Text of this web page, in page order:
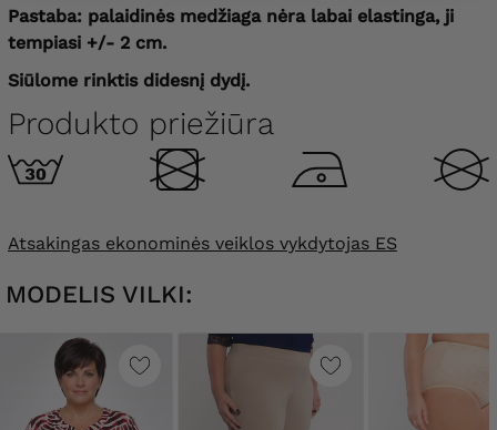
Pastaba: palaidinės medžiaga nėra labai elastinga, ji
tempiasi +/- 2 cm.
Siūlome rinktis didesnį dydį.
Produkto priežiūra
Atsakingas ekonominės veiklos vykdytojas ES
MODELIS VILKI: